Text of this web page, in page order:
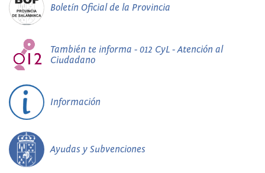
Boletín Oficial de la Provincia
También te informa - 012 CyL - Atención al
Ciudadano
Información
Ayudas y Subvenciones